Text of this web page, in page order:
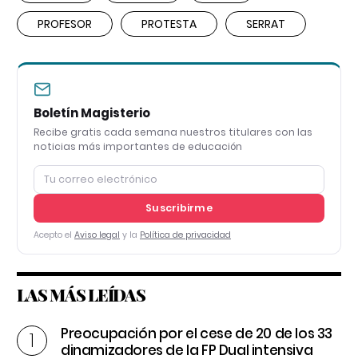
PROFESOR PROTESTA SERRAT
Boletín Magisterio
Recibe gratis cada semana nuestros titulares con las
noticias más importantes de educación
Suscribirme
Acepto el Aviso legal y la Política de privacidad
LAS MÁS LEÍDAS
Preocupación por el cese de 20 de los 33
dinamizadores de la FP Dual intensiva